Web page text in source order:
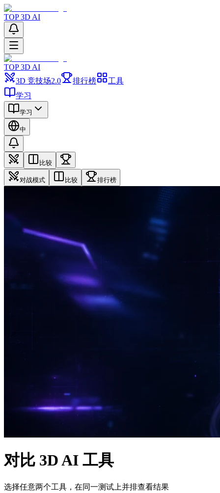
TOP 3D AI
TOP 3D AI
3D 竞技场2.0 排行榜
工具
学习
学习
中
比较
对战模式 比较 排行榜
对比 3D AI 工具
选择任意两个工具，在同一测试上并排查看结果